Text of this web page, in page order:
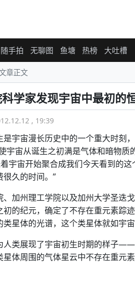
随手拍 无聊图 鱼塘 热榜 大吐槽
章正文
学家发现宇宙中最初的
, 19:39
是宇宙漫长历史中的一个重大时刻
宇宙从诞生之初满是气体和暗物
宇宙开始聚合成我们今天看到的
久的时间。”
、加州理工学院以及加州大学圣迭
初的纪元，确定了不存在重元素踪
星体的光谱，这个类星体就如宇
人类展现了宇宙初生时期的样子
星体周围的气体星云中不存在重